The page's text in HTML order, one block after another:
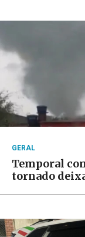
GERAL
Temporal
tornado